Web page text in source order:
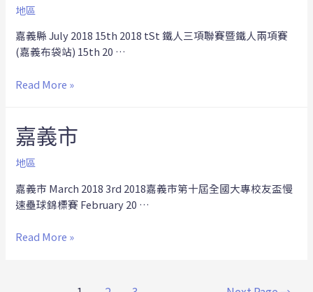
地區
嘉義縣 July 2018 15th 2018 tSt 鐵人三項聯賽暨鐵人兩項賽
(嘉義布袋站) 15th 20 …
Read More »
嘉義市
地區
嘉義市 March 2018 3rd 2018嘉義市第十屆全國大專校友盃慢
速壘球錦標賽 February 20 …
Read More »